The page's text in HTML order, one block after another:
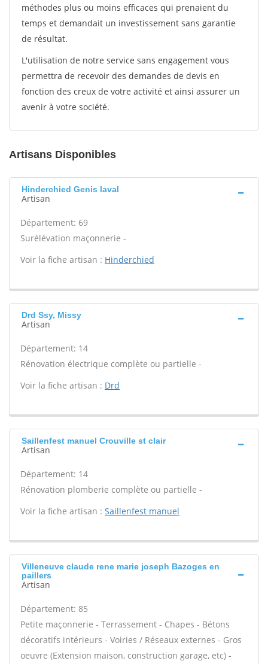
méthodes plus ou moins efficaces qui prenaient du
temps et demandait un investissement sans garantie
de résultat.
L'utilisation de notre service sans engagement vous
permettra de recevoir des demandes de devis en
fonction des creux de votre activité et ainsi assurer un
avenir à votre société.
Artisans Disponibles
Hinderchied Genis laval
Artisan
Département: 69
Surélévation maçonnerie -
Voir la fiche artisan : Hinderchied
Drd Ssy, Missy
Artisan
Département: 14
Rénovation électrique complète ou partielle -
Voir la fiche artisan : Drd
Saillenfest manuel Crouville st clair
Artisan
Département: 14
Rénovation plomberie complète ou partielle -
Voir la fiche artisan : Saillenfest manuel
Villeneuve claude rene marie joseph Bazoges en
paillers
Artisan
Département: 85
Petite maçonnerie - Terrassement - Chapes - Bétons
décoratifs intérieurs - Voiries / Réseaux externes - Gros
oeuvre (Extension maison, construction garage, etc) -